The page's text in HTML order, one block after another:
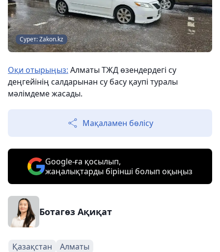
Сурет: Zakon.kz
Оқи отырыңыз: Алматы ТЖД өзендердегі су
деңгейінің салдарынан су басу қаупі туралы
мәлімдеме жасады.
Мақаламен бөлісу
Google-ға қосылып,
жаңалықтарды бірінші болып оқыңыз
Ботагөз Ақиқат
Қазақстан Алматы